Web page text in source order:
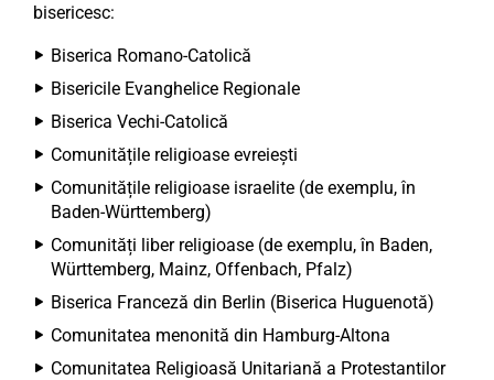
bisericesc:
Biserica Romano-Catolică
Bisericile Evanghelice Regionale
Biserica Vechi-Catolică
Comunitățile religioase evreiești
Comunitățile religioase israelite (de exemplu, în
Baden-Württemberg)
Comunități liber religioase (de exemplu, în Baden,
Württemberg, Mainz, Offenbach, Pfalz)
Biserica Franceză din Berlin (Biserica Huguenotă)
Comunitatea menonită din Hamburg-Altona
Comunitatea Religioasă Unitariană a Protestantilor